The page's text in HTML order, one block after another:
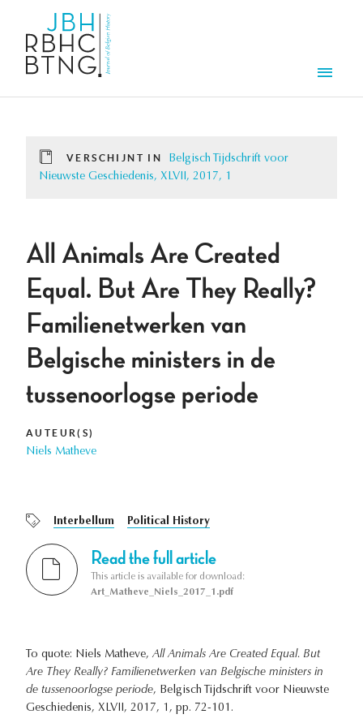
VERSCHIJNT IN
Belgisch Tijdschrift voor
Nieuwste Geschiedenis, XLVII, 2017, 1
All Animals Are Created
Equal. But Are They Really?
Familienetwerken van
Belgische ministers in de
tussenoorlogse periode
AUTEUR(S)
Niels Matheve
Interbellum Political History
Read the full article
This article is available for download:
Art_Matheve_Niels_2017_1.pdf
To quote: Niels Matheve, All Animals Are Created Equal. But
Are They Really? Familienetwerken van Belgische ministers in
de tussenoorlogse periode, Belgisch Tijdschrift voor Nieuwste
Geschiedenis, XLVII, 2017, 1, pp. 72-101.